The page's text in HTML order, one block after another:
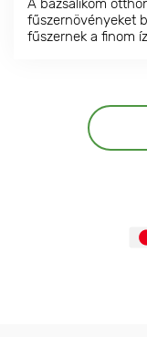
A bazsalikom
fűszernövényeket
fűszernek a finom